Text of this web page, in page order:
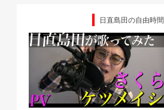
日直島田の自由時間